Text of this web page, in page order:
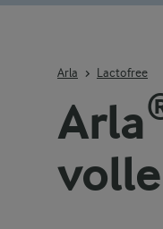
Arla Lactofree